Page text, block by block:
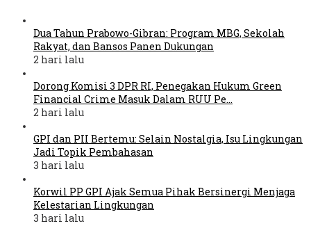
Dua Tahun Prabowo-Gibran: Program MBG, Sekolah
Rakyat, dan Bansos Panen Dukungan
2 hari lalu
Dorong Komisi 3 DPR RI, Penegakan Hukum Green
Financial Crime Masuk Dalam RUU Pe…
2 hari lalu
GPI dan PII Bertemu: Selain Nostalgia, Isu Lingkungan
Jadi Topik Pembahasan
3 hari lalu
Korwil PP GPI Ajak Semua Pihak Bersinergi Menjaga
Kelestarian Lingkungan
3 hari lalu